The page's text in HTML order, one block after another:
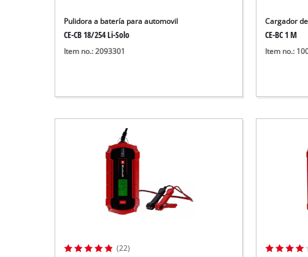
Pulidora a batería para automovil
CE-CB 18/254 Li-Solo
Item no.: 2093301
Cargador
CE-BC 1 M
Item no.:
(22)